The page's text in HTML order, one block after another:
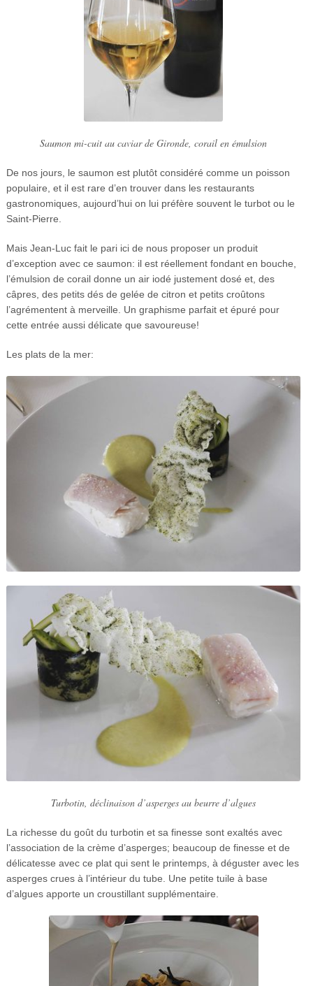
Saumon mi-cuit au caviar de Gironde, corail en émulsion
De nos jours, le saumon est plutôt considéré comme un poisson
populaire, et il est rare d’en trouver dans les restaurants
gastronomiques, aujourd’hui on lui préfère souvent le turbot ou le
Saint-Pierre.
Mais Jean-Luc fait le pari ici de nous proposer un produit
d’exception avec ce saumon: il est réellement fondant en bouche,
l’émulsion de corail donne un air iodé justement dosé et, des
câpres, des petits dés de gelée de citron et petits croûtons
l’agrémentent à merveille. Un graphisme parfait et épuré pour
cette entrée aussi délicate que savoureuse!
Les plats de la mer:
Turbotin, déclinaison d’asperges au beurre d’algues
La richesse du goût du turbotin et sa finesse sont exaltés avec
l’association de la crème d’asperges; beaucoup de finesse et de
délicatesse avec ce plat qui sent le printemps, à déguster avec les
asperges crues à l’intérieur du tube. Une petite tuile à base
d’algues apporte un croustillant supplémentaire.